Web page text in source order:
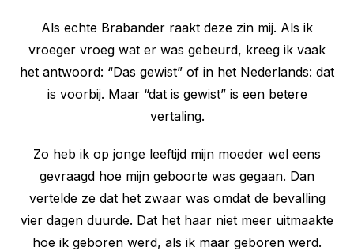
Als echte Brabander raakt deze zin mij. Als ik
vroeger vroeg wat er was gebeurd, kreeg ik vaak
het antwoord: “Das gewist” of in het Nederlands: dat
is voorbij. Maar “dat is gewist” is een betere
vertaling.
Zo heb ik op jonge leeftijd mijn moeder wel eens
gevraagd hoe mijn geboorte was gegaan. Dan
vertelde ze dat het zwaar was omdat de bevalling
vier dagen duurde. Dat het haar niet meer uitmaakte
hoe ik geboren werd, als ik maar geboren werd.